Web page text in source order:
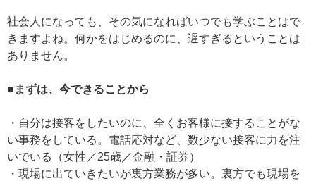
社会人になっても、その気になればいつでも学ぶことはで
きますよね。何かをはじめるのに、遅すぎるということは
ありません。
■まずは、今できることから
・自分は接客をしたいのに、全くお客様に接することがな
い事務をしている。電話応対など、数少ない接客に力を注
いでいる（女性／25歳／金融・証券）
・現場に出ていきたいが裏方業務が多い。裏方でも現場を